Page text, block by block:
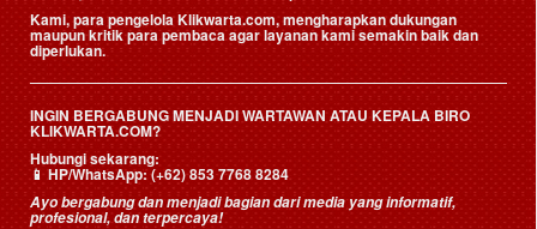
Kami, para pengelola Klikwarta.com, mengharapkan dukungan
maupun kritik para pembaca agar layanan kami semakin baik dan
diperlukan.
INGIN BERGABUNG MENJADI WARTAWAN ATAU KEPALA BIRO
KLIKWARTA.COM?
Hubungi sekarang:
📱HP/WhatsApp:(+62) 853 7768 8284
Ayo bergabung dan menjadi bagian dari media yang informatif,
profesional, dan terpercaya!